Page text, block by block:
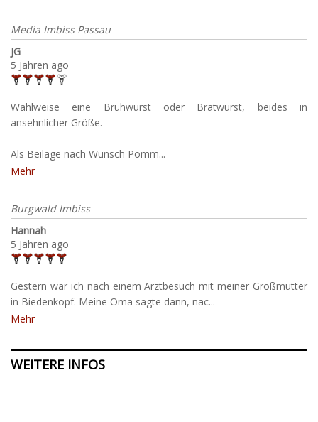
Media Imbiss Passau
JG
5 Jahren ago
Wahlweise eine Brühwurst oder Bratwurst, beides in
ansehnlicher Größe.
Als Beilage nach Wunsch Pomm...
Mehr
Burgwald Imbiss
Hannah
5 Jahren ago
Gestern war ich nach einem Arztbesuch mit meiner Großmutter
in Biedenkopf. Meine Oma sagte dann, nac...
Mehr
WEITERE INFOS